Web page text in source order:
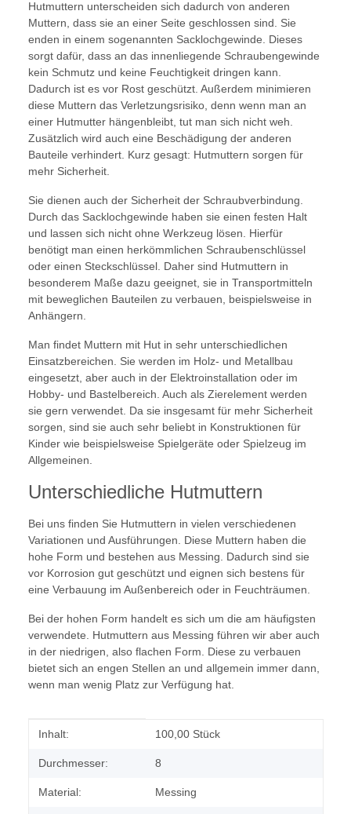
Hutmuttern unterscheiden sich dadurch von anderen
Muttern, dass sie an einer Seite geschlossen sind. Sie
enden in einem sogenannten Sacklochgewinde. Dieses
sorgt dafür, dass an das innenliegende Schraubengewinde
kein Schmutz und keine Feuchtigkeit dringen kann.
Dadurch ist es vor Rost geschützt. Außerdem minimieren
diese Muttern das Verletzungsrisiko, denn wenn man an
einer Hutmutter hängenbleibt, tut man sich nicht weh.
Zusätzlich wird auch eine Beschädigung der anderen
Bauteile verhindert. Kurz gesagt: Hutmuttern sorgen für
mehr Sicherheit.
Sie dienen auch der Sicherheit der Schraubverbindung.
Durch das Sacklochgewinde haben sie einen festen Halt
und lassen sich nicht ohne Werkzeug lösen. Hierfür
benötigt man einen herkömmlichen Schraubenschlüssel
oder einen Steckschlüssel. Daher sind Hutmuttern in
besonderem Maße dazu geeignet, sie in Transportmitteln
mit beweglichen Bauteilen zu verbauen, beispielsweise in
Anhängern.
Man findet Muttern mit Hut in sehr unterschiedlichen
Einsatzbereichen. Sie werden im Holz- und Metallbau
eingesetzt, aber auch in der Elektroinstallation oder im
Hobby- und Bastelbereich. Auch als Zierelement werden
sie gern verwendet. Da sie insgesamt für mehr Sicherheit
sorgen, sind sie auch sehr beliebt in Konstruktionen für
Kinder wie beispielsweise Spielgeräte oder Spielzeug im
Allgemeinen.
Unterschiedliche Hutmuttern
Bei uns finden Sie Hutmuttern in vielen verschiedenen
Variationen und Ausführungen. Diese Muttern haben die
hohe Form und bestehen aus Messing. Dadurch sind sie
vor Korrosion gut geschützt und eignen sich bestens für
eine Verbauung im Außenbereich oder in Feuchträumen.
Bei der hohen Form handelt es sich um die am häufigsten
verwendete. Hutmuttern aus Messing führen wir aber auch
in der niedrigen, also flachen Form. Diese zu verbauen
bietet sich an engen Stellen an und allgemein immer dann,
wenn man wenig Platz zur Verfügung hat.
Produkteigenschaft
Wert
Inhalt: 100,00 Stück
Durchmesser: 8
Material: Messing